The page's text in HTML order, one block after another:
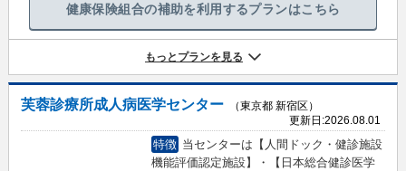
健康保険組合の補助を利用するプランはこちら
もっとプランを見る
芙蓉診療所成人病医学センター
（東京都 新宿区）
更新日:2026.08.01
特徴 当センターは【人間ドック・健診施設
機能評価認定施設】・【日本総合健診医学